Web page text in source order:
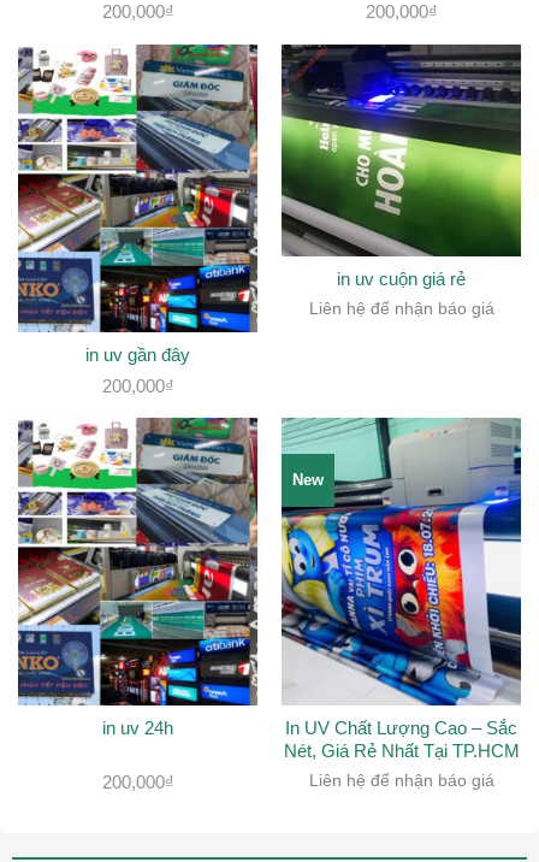
200,000₫
200,000₫
in uv gần đây
200,000₫
in uv cuộn giá rẻ
Liên hệ để nhận báo giá
in uv 24h
200,000₫
New
In UV Chất Lượng Cao – Sắc
Nét, Giá Rẻ Nhất Tại TP.HCM
Liên hệ để nhận báo giá